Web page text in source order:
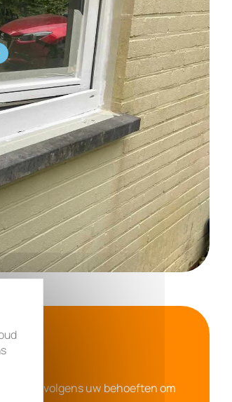
aan volgens uw behoeften om